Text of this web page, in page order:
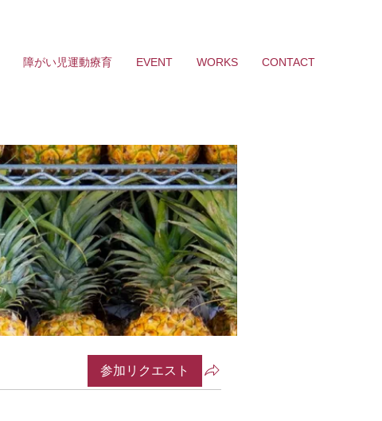
障がい児運動療育 EVENT WORKS CONTACT
参加リクエスト